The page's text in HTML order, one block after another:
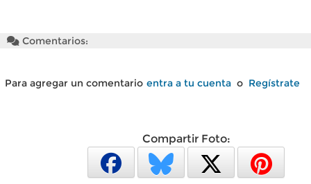
Comentarios:
Para agregar un comentario entra a tu cuenta o Regístrate
Compartir Foto: